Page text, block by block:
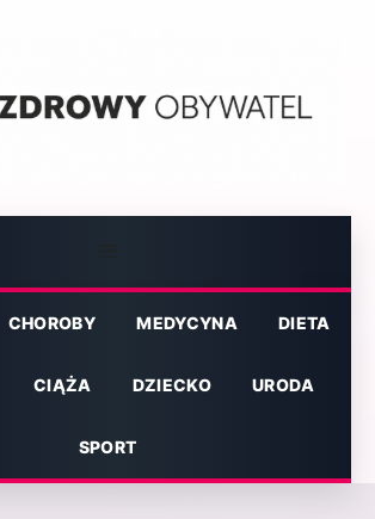
CHOROBY MEDYCYNA DIETA
CIĄŻA DZIECKO URODA
SPORT